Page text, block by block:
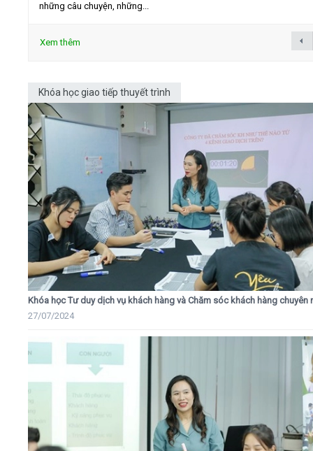
những câu chuyện, những...
Xem thêm
Khóa học giao tiếp thuyết trình
Khóa học Tư duy dịch vụ khách hàng và Chăm sóc khách hàng chuyên
27/07/2024